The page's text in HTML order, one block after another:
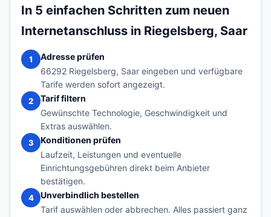
In 5 einfachen Schritten zum neuen
Internetanschluss in Riegelsberg, Saar
1
Adresse prüfen
66292 Riegelsberg, Saar eingeben und verfügbare
Tarife werden sofort angezeigt.
2
Tarif filtern
Gewünschte Technologie, Geschwindigkeit und
Extras auswählen.
3
Konditionen prüfen
Laufzeit, Leistungen und eventuelle
Einrichtungsgebühren direkt beim Anbieter
bestätigen.
4
Unverbindlich bestellen
Tarif auswählen oder abbrechen. Alles passiert ganz